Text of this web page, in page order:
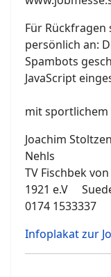
Für Rückfragen
persönlich an:
Spambots
JavaScript
mit sportlichem
Joachim
Nehls
TV Fischbek
1921 e.V
0174 1533337
Infoplakat zur